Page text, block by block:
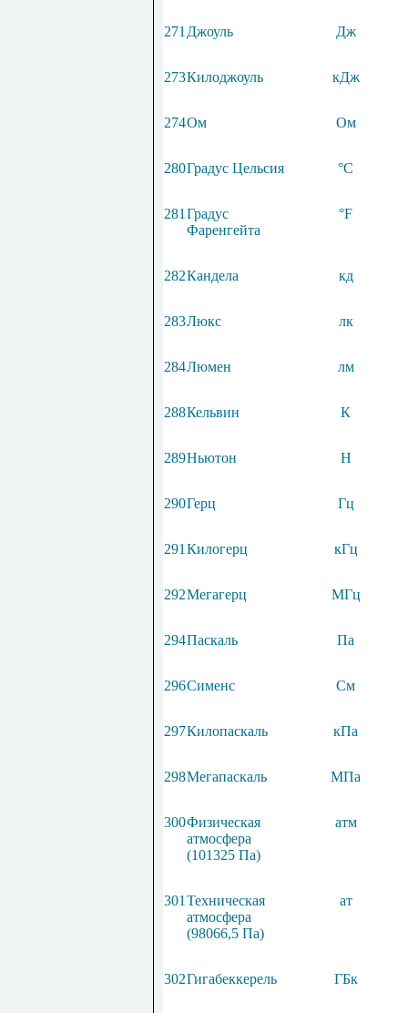
271 Джоуль Дж
273Килоджоуль кДж
274Ом Ом
280Градус Цельсия °С
281 Градус
Фаренгейта
°F
282Кандела кд
283Люкс лк
284Люмен лм
288Кельвин К
289Ньютон Н
290Герц Гц
291 Килогерц кГц
292Мегагерц МГц
294Паскаль Па
296Сименс См
297Килопаскаль кПа
298Мегапаскаль МПа
300Физическая
атмосфера
(101325 Па)
атм
301 Техническая
атмосфера
(98066,5 Па)
ат
302Гигабеккерель ГБк